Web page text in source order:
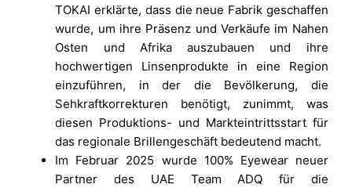
TOKAI erklärte, dass die neue Fabrik geschaffen
wurde, um ihre Präsenz und Verkäufe im Nahen
Osten und Afrika auszubauen und ihre
hochwertigen Linsenprodukte in eine Region
einzuführen, in der die Bevölkerung, die
Sehkraftkorrekturen benötigt, zunimmt, was
diesen Produktions- und Markteintrittsstart für
das regionale Brillengeschäft bedeutend macht.
Im Februar 2025 wurde 100% Eyewear neuer
Partner des UAE Team ADQ für die